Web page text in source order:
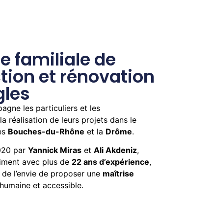
familiale de
et rénovation
les particuliers et les
réalisation de leurs projets dans le
Bouches-du-Rhône et la Drôme.
par Yannick Miras et Ali Akdeniz,
avec plus de 22 ans d’expérience,
l’envie de proposer une maîtrise
et accessible.